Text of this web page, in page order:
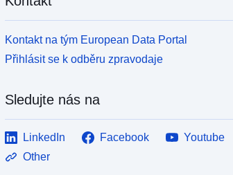
Kontakt na tým European Data Portal
Přihlásit se k odběru zpravodaje
Sledujte nás na
LinkedIn Facebook
Youtube
Other